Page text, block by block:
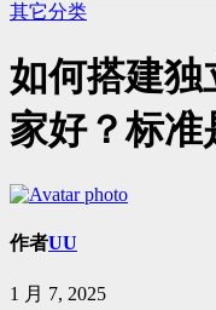
其它分类
如何搭建独
家好？标准
作者UU
1 月 7, 2025